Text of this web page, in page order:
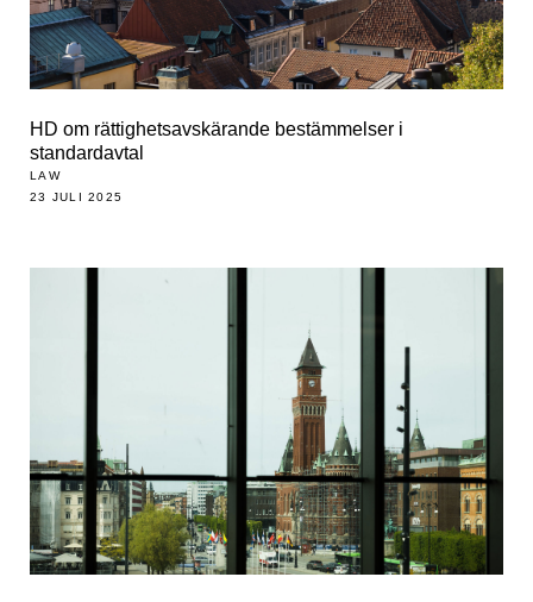
HD om rättighetsavskärande bestämmelser i
standardavtal
LAW
23 JULI 2025